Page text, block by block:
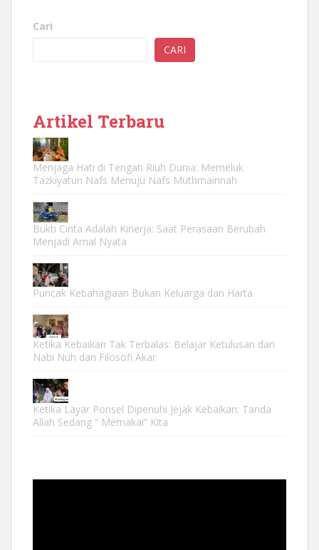
Cari
CARI
Artikel Terbaru
Menjaga Hati di Tengah Riuh Dunia: Memeluk
Tazkiyatun Nafs Menuju Nafs Muthmainnah
Bukti Cinta Adalah Kinerja: Saat Perasaan Berubah
Menjadi Amal Nyata
Puncak Kebahagiaan Bukan Keluarga dan Harta
Ketika Kebaikan Tak Terbalas: Belajar Ketulusan dari
Nabi Nuh dan Filosofi Akar
Ketika Layar Ponsel Dipenuhi Jejak Kebaikan: Tanda
Allah Sedang “ Memakai” Kita